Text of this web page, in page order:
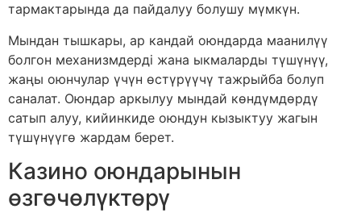
тармактарында да пайдалуу болушу мүмкүн.
Мындан тышкары, ар кандай оюндарда маанилүү
болгон механизмдерді жана ыкмаларды түшүнүү,
жаңы оюнчулар үчүн өстүрүүчү тажрыйба болуп
саналат. Оюндар аркылуу мындай көндүмдөрдү
сатып алуу, кийинкиде оюндун кызыктуу жагын
түшүнүүгө жардам берет.
Казино оюндарынын
өзгөчөлүктөрү